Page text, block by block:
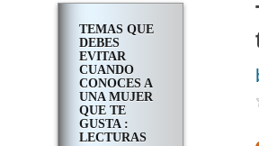
TEMAS QUE
DEBES
EVITAR
CUANDO
CONOCES A
UNA MUJER
QUE TE
GUSTA :
LECTURAS